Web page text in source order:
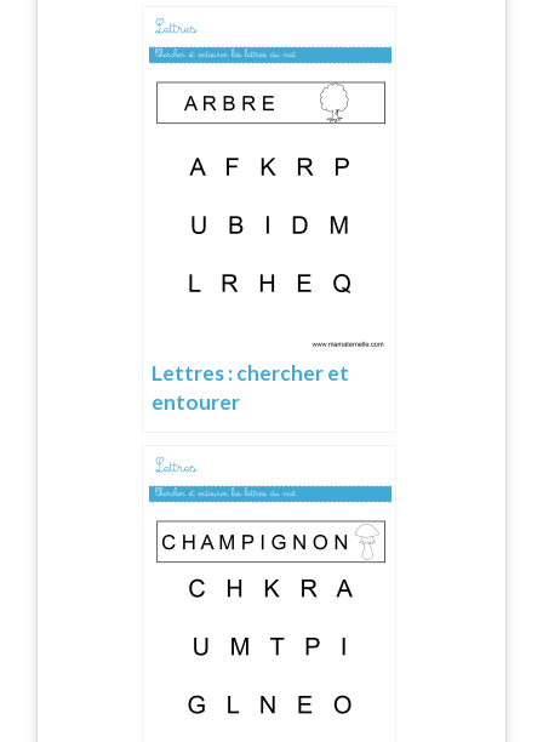
Lettres : chercher et
entourer